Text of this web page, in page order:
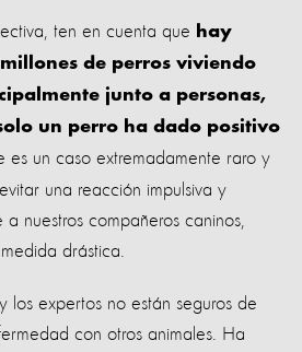
ten en cuenta que hay
de perros viviendo
junto a personas,
un perro ha dado positivo
es un caso extremadamente raro y
una reacción impulsiva y
nuestros compañeros caninos,
drástica.
los expertos no están seguros de
con otros animales. Ha